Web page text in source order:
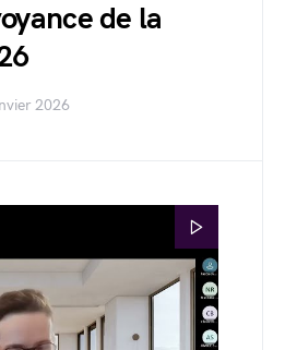
de la
2026